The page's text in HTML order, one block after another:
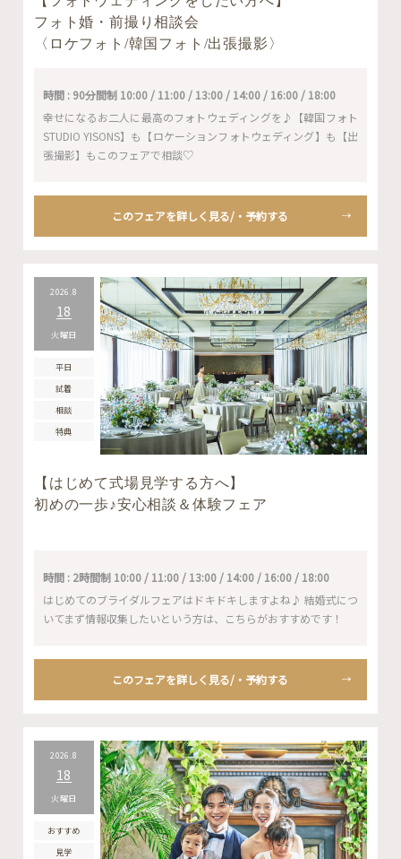
フォト婚・前撮り相談会
〈ロケフォト/韓国フォト/出張撮影〉
時間 : 90分間制 10:00 / 11:00 / 13:00 / 14:00 / 16:00 / 18:00
幸せになるお二人に最高のフォトウェディングを♪【韓国フォト
STUDIO YISONS】も【ロケーションフォトウェディング】も【出
張撮影】もこのフェアで相談♡
このフェアを詳しく見る/・予約する
2026.8
18
火曜日
平日
試着
相談
特典
【はじめて式場見学する方へ】
初めの一歩♪安心相談＆体験フェア
時間 : 2時間制 10:00 / 11:00 / 13:00 / 14:00 / 16:00 / 18:00
はじめてのブライダルフェアはドキドキしますよね♪ 結婚式につ
いてまず情報収集したいという方は、こちらがおすすめです！
このフェアを詳しく見る/・予約する
2026.8
18
火曜日
おすすめ
見学